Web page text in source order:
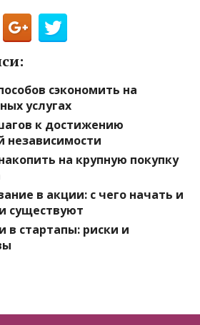
сэкономить на
услугах
к достижению
независимости
на крупную покупку
в акции: с чего начать и
существуют
в стартапы: риски и